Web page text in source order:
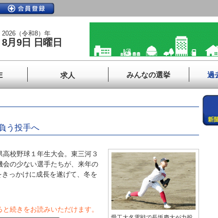
2026（令和8）年
8月9日 日曜日
求人 みんなの選挙 過
う投手へ
野球１年生大会。東三河３
の少ない選手たちが、来年の
っかけに成長を遂げて、冬を
続きをお読みいただけます。